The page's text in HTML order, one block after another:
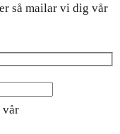
så mailar vi dig vår
vår